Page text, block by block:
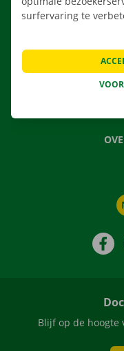
Blijf op de hoogte
surfervaring te